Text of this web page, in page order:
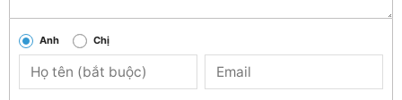
Anh Chị